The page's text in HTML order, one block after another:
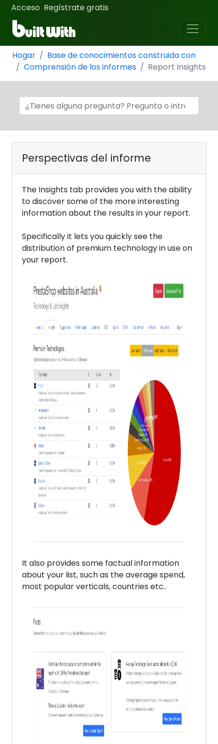
Acceso · Regístrate gratis
Hogar
Base de conocimientos construida con
Comprensión de los informes
Report Insights
Perspectivas del informe
The Insights tab provides you with the ability
to discover some of the more interesting
information about the results in your report.
Specifically it lets you quickly see the
distribution of premium technology in use on
your report.
It also provides some factual information
about your list, such as the average spend,
most popular verticals, countries etc..